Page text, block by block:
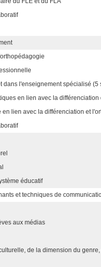
dans l'enseignement spécialisé (5
en lien avec la
en lien avec la différenciation et
éducatif
et techniques de
aux médias
de la dimension du